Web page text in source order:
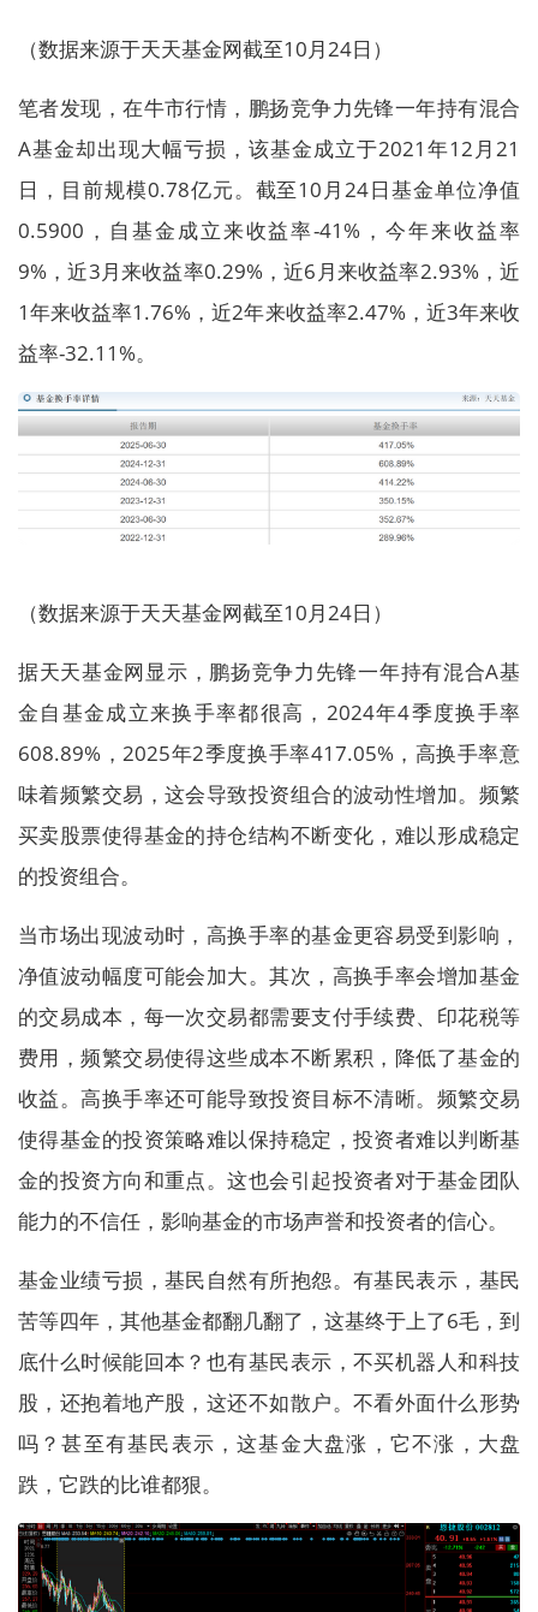
（数据来源于天天基金网截至10月24日）
笔者发现，在牛市行情，鹏扬竞争力先锋一年持有混合
A基金却出现大幅亏损，该基金成立于2021年12月21
日，目前规模0.78亿元。截至10月24日基金单位净值
0.5900，自基金成立来收益率-41%，今年来收益率
9%，近3月来收益率0.29%，近6月来收益率2.93%，近
1年来收益率1.76%，近2年来收益率2.47%，近3年来收
益率-32.11%。
（数据来源于天天基金网截至10月24日）
据天天基金网显示，鹏扬竞争力先锋一年持有混合A基
金自基金成立来换手率都很高，2024年4季度换手率
608.89%，2025年2季度换手率417.05%，高换手率意
味着频繁交易，这会导致投资组合的波动性增加。频繁
买卖股票使得基金的持仓结构不断变化，难以形成稳定
的投资组合。
当市场出现波动时，高换手率的基金更容易受到影响，
净值波动幅度可能会加大。其次，高换手率会增加基金
的交易成本，每一次交易都需要支付手续费、印花税等
费用，频繁交易使得这些成本不断累积，降低了基金的
收益。高换手率还可能导致投资目标不清晰。频繁交易
使得基金的投资策略难以保持稳定，投资者难以判断基
金的投资方向和重点。这也会引起投资者对于基金团队
能力的不信任，影响基金的市场声誉和投资者的信心。
基金业绩亏损，基民自然有所抱怨。有基民表示，基民
苦等四年，其他基金都翻几翻了，这基终于上了6毛，到
底什么时候能回本？也有基民表示，不买机器人和科技
股，还抱着地产股，这还不如散户。不看外面什么形势
吗？甚至有基民表示，这基金大盘涨，它不涨，大盘
跌，它跌的比谁都狠。